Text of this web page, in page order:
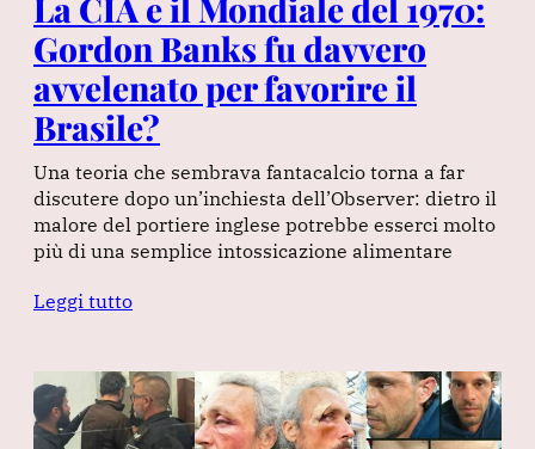
La CIA e il Mondiale del 1970:
Gordon Banks fu davvero
avvelenato per favorire il
Brasile?
Una teoria che sembrava fantacalcio torna a far
discutere dopo un’inchiesta dell’Observer: dietro il
malore del portiere inglese potrebbe esserci molto
più di una semplice intossicazione alimentare
Leggi tutto